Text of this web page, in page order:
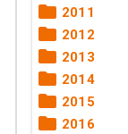
2011
2012
2013
2014
2015
2016